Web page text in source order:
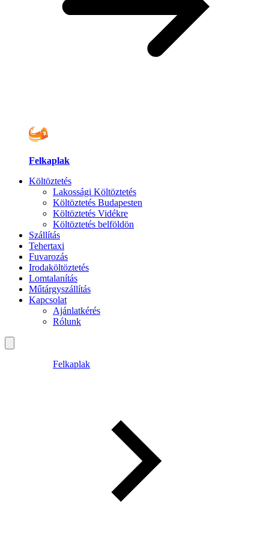
Felkaplak
Költöztetés
Lakossági Költöztetés
Költöztetés Budapesten
Költöztetés Vidékre
Költöztetés belföldön
Szállítás
Tehertaxi
Fuvarozás
Irodaköltöztetés
Lomtalanítás
Műtárgyszállítás
Kapcsolat
Ajánlatkérés
Rólunk
Felkaplak